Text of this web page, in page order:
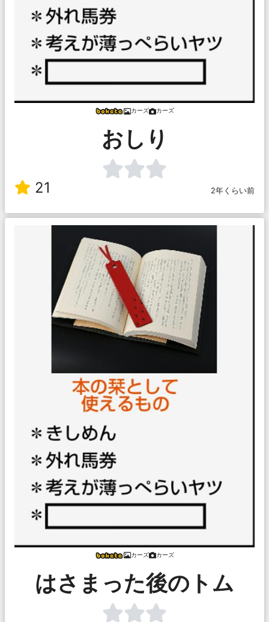
カーズ カーズ
おしり
21 2年くらい前
カーズ カーズ
はさまった後のトム